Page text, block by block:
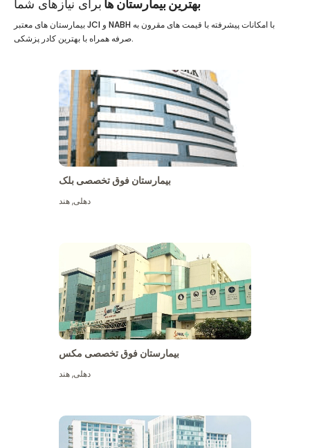
بهترین بیمارستان ها برای نیازهای شما
بیمارستان های معتبر JCI و NABH با امکانات پیشرفته با قیمت های مقرون به
صرفه همراه با بهترین کادر پزشکی.
بیمارستان فوق تخصصی بلک
دهلی,هند
بیمارستان فوق تخصصی مکس
دهلی,هند